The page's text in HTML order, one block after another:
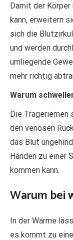
Damit der
kann, erweitern
sich die
und werden
umliegende
mehr richtig
Warum
Die Trageriemen
den venösen
das Blut
Händen zu einer
kommen kann.
Warum bei
In der Wärme
es kommt zu